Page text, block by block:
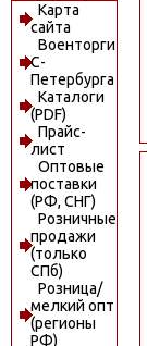
Карта
сайта
Военторги
С-
Петербурга
Каталоги
(PDF)
Прайс-
лист
Оптовые
поставки
(РФ, СНГ)
Розничные
продажи
(только
СПб)
Розница/
мелкий опт
(регионы
РФ)